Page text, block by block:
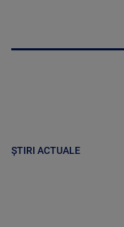
ȘTIRI ACTUALE